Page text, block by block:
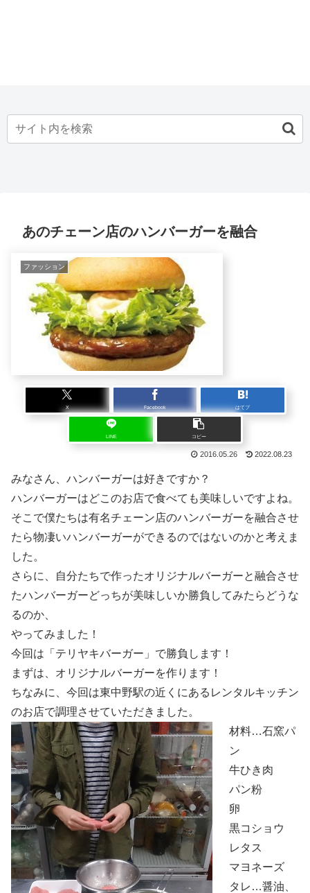
あのチェーン店のハンバーガーを融合
ファッション
X Facebook はてブ
LINE コピー
2016.05.26 2022.08.23
みなさん、ハンバーガーは好きですか？
ハンバーガーはどこのお店で食べても美味しいですよね。
そこで僕たちは有名チェーン店のハンバーガーを融合させ
たら物凄いハンバーガーができるのではないのかと考えま
した。
さらに、自分たちで作ったオリジナルバーガーと融合させ
たハンバーガーどっちが美味しいか勝負してみたらどうな
るのか、
やってみました！
今回は「テリヤキバーガー」で勝負します！
まずは、オリジナルバーガーを作ります！
ちなみに、今回は東中野駅の近くにあるレンタルキッチン
のお店で調理させていただきました。
材料…石窯パ
ン
牛ひき肉
パン粉
卵
黒コショウ
レタス
マヨネーズ
タレ…醤油、